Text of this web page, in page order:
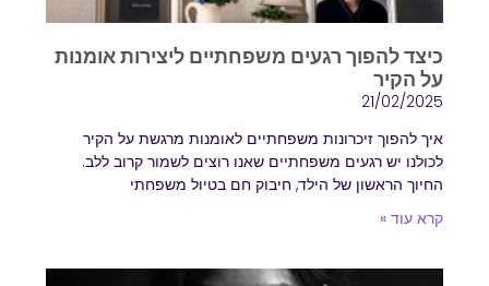
כיצד להפוך רגעים משפחתיים ליצירות אומנות
על הקיר
21/02/2025
איך להפוך זיכרונות משפחתיים לאומנות מרגשת על הקיר
לכולנו יש רגעים משפחתיים שאנו רוצים לשמור קרוב ללב.
החיוך הראשון של הילד, חיבוק חם בטיול משפחתי
קרא עוד »